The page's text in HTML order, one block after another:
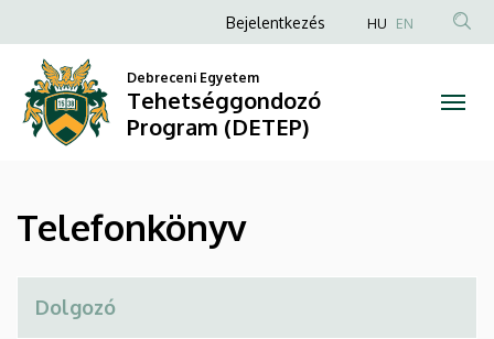
Telefonkönyv
Tehetséggondozó
Program
(DETEP)
a
tartalomra
Anonim
fiók
menüje
Bejelentkezés HU EN
Debreceni Egyetem
Tehetséggondozó
Program (DETEP)
Telefonkönyv